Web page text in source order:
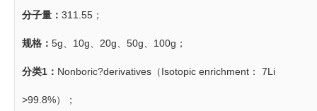
分子量： 311.55；
规格： 5g、10g、20g、50g、100g；
分类1： Nonboric?derivatives（Isotopic enrichment： 7Li
>99.8%）；